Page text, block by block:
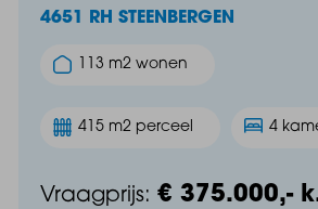
4651 RH STEENBERGEN
113 m2 wonen
415 m2 perceel 4
Vraagprijs: € 375.000,-